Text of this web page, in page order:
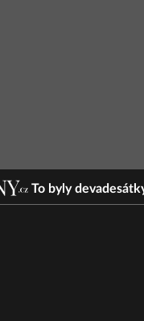
To byly